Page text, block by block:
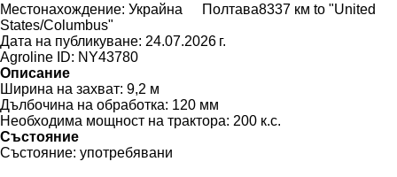
Местонахождение: Украйна Полтава8337 км to "United
States/Columbus"
Дата на публикуване: 24.07.2026 г.
Agroline ID: NY43780
Описание
Ширина на захват: 9,2 м
Дълбочина на обработка: 120 мм
Необходима мощност на трактора: 200 к.с.
Състояние
Състояние: употребявани